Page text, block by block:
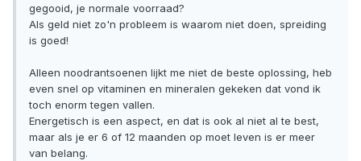
gegooid, je normale voorraad?
Als geld niet zo'n probleem is waarom niet doen, spreiding
is goed!
Alleen noodrantsoenen lijkt me niet de beste oplossing, heb
even snel op vitaminen en mineralen gekeken dat vond ik
toch enorm tegen vallen.
Energetisch is een aspect, en dat is ook al niet al te best,
maar als je er 6 of 12 maanden op moet leven is er meer
van belang.